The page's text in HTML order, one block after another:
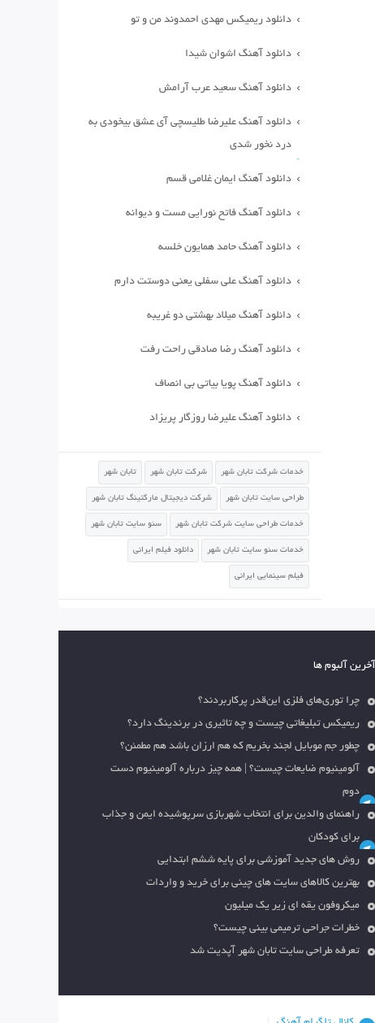
دانلود ریمیکس مهدی احمدوند من و تو
دانلود آهنگ اشوان شیدا
دانلود آهنگ سعید عرب آرامش
دانلود آهنگ علیرضا طلیسچی آی عشق بیخودی به
درد نخور شدی
دانلود آهنگ ایمان غلامی قسم
دانلود آهنگ فاتح نورایی مست و دیوانه
دانلود آهنگ حامد همایون خلسه
دانلود آهنگ علی سفلی یعنی دوستت دارم
دانلود آهنگ میلاد بهشتی دو غریبه
دانلود آهنگ رضا صادقی راحت رفت
دانلود آهنگ پویا بیاتی بی انصاف
دانلود آهنگ علیرضا روزگار پریزاد
خدمات شرکت تابان شهر شرکت تابان شهر تابان شهر
طراحی سایت تابان شهر شرکت دیجیتال مارکتینگ تابان شهر
خدمات طراحی سایت شرکت تابان شهر سئو سایت تابان شهر
خدمات سئو سایت تابان شهر دانلود فیلم ایرانی
فیلم سینمایی ایرانی
آخرین آلبوم ها
چرا توری‌های فلزی این‌قدر پرکاربردند؟
ریمیکس تبلیغاتی چیست و چه تاثیری در برندینگ دارد؟
چطور جم موبایل لجند بخریم که هم ارزان باشد هم مطمئن؟
آلومینیوم ضایعات چیست؟ | همه چیز درباره آلومینیوم دست
دوم
راهنمای والدین برای انتخاب شهربازی سرپوشیده ایمن و جذاب
برای کودکان
روش های جدید آموزشی برای پایه ششم ابتدایی
بهترین کالاهای سایت های چینی برای خرید و واردات
میکروفون یقه ای زیر یک میلیون
خطرات جراحی ترمیمی بینی چیست؟
تعرفه طراحی سایت تابان شهر آپدیت شد